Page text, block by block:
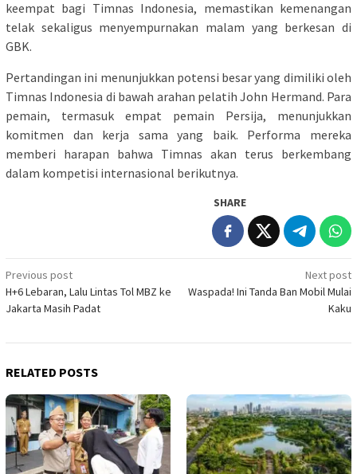
keempat bagi Timnas Indonesia, memastikan kemenangan
telak sekaligus menyempurnakan malam yang berkesan di
GBK.
Pertandingan ini menunjukkan potensi besar yang dimiliki oleh
Timnas Indonesia di bawah arahan pelatih John Hermand. Para
pemain, termasuk empat pemain Persija, menunjukkan
komitmen dan kerja sama yang baik. Performa mereka
memberi harapan bahwa Timnas akan terus berkembang
dalam kompetisi internasional berikutnya.
SHARE
Post
navigation
Previous post
H+6 Lebaran, Lalu Lintas Tol MBZ ke
Jakarta Masih Padat
Next post
Waspada! Ini Tanda Ban Mobil Mulai
Kaku
RELATED POSTS